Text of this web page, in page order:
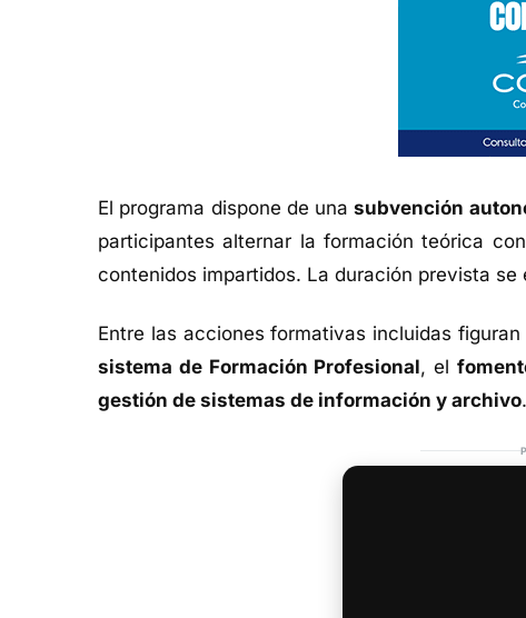
El programa dispone de unasubvención
participantes alternar la formación teórica
contenidos impartidos. La duración prevista se
Entre las acciones formativas incluidas figuran
sistema de Formación Profesional, el
gestión de sistemas de información y archivo.